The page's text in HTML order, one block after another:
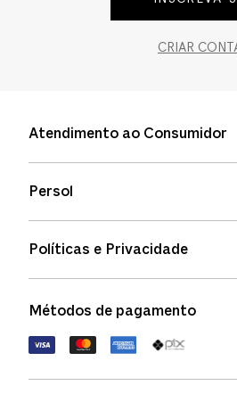
CRIAR
Atendimento ao Consumidor
Status de pedidos
Política de garantia
FAQs
Persol
Políticas e Privacidade
Política de devolução
Termos de uso
Métodos de pagamento